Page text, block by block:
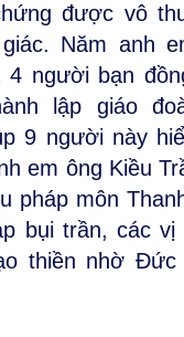
được vô
Năm anh
4 người bạn
lập giáo
9 người này
em ông Kiều
pháp môn
bụi trần, các
thiền nhờ Đức